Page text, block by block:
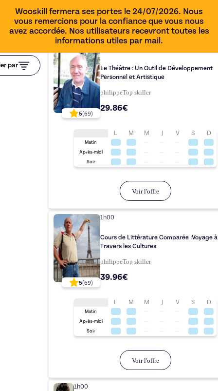
Wooskill fermera ses portes le 24/07/2026. Nous
vous remercions pour la confiance que vous nous
avez accordée. Nos utilisateurs recevront toutes les
informations utiles par mail.
par
5(69)
Le Théâtre : Un Outil de Développement
Personnel et Artistique
philippeTop skiller
29.86€
L M M J V S D
Matin
Après-midi
Soir
Voir l'offre
5(69)
1h00
Cours de Littérature Comparée :Voyage à
Travers les Cultures
philippeTop skiller
39.96€
L M M J V S D
Matin
Après-midi
Soir
Voir l'offre
1h00